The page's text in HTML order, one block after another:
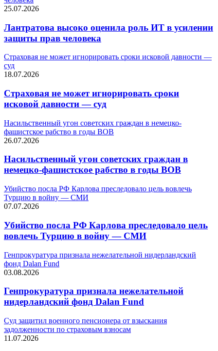
25.07.2026
Лантратова высоко оценила роль ИТ в усилении
защиты прав человека
Страховая не может игнорировать сроки исковой давности —
суд
18.07.2026
Страховая не может игнорировать сроки
исковой давности — суд
Насильственный угон советских граждан в немецко-
фашистское рабство в годы ВОВ
26.07.2026
Насильственный угон советских граждан в
немецко-фашистское рабство в годы ВОВ
Убийство посла РФ Карлова преследовало цель вовлечь
Турцию в войну — СМИ
07.07.2026
Убийство посла РФ Карлова преследовало цель
вовлечь Турцию в войну — СМИ
Генпрокуратура признала нежелательной нидерландский
фонд Dalan Fund
03.08.2026
Генпрокуратура признала нежелательной
нидерландский фонд Dalan Fund
Суд защитил военного пенсионера от взыскания
задолженности по страховым взносам
11.07.2026